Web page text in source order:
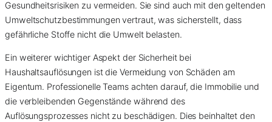
Gesundheitsrisiken zu vermeiden. Sie sind auch mit den geltenden
Umweltschutzbestimmungen vertraut, was sicherstellt, dass
gefährliche Stoffe nicht die Umwelt belasten.
Ein weiterer wichtiger Aspekt der Sicherheit bei
Haushaltsauflösungen ist die Vermeidung von Schäden am
Eigentum. Professionelle Teams achten darauf, die Immobilie und
die verbleibenden Gegenstände während des
Auflösungsprozesses nicht zu beschädigen. Dies beinhaltet den